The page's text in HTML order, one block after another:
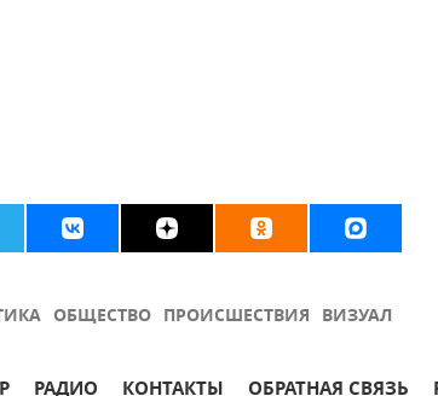
ОБЩЕСТВО ПРОИСШЕСТВИЯ ВИЗУАЛ